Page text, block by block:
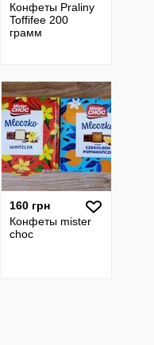
Конфеты Praliny
Toffifee 200
грамм
160 грн
Конфеты mister
choc